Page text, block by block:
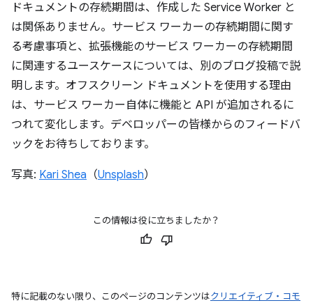
ドキュメントの存続期間は、作成した Service Worker と
は関係ありません。サービス ワーカーの存続期間に関す
る考慮事項と、拡張機能のサービス ワーカーの存続期間
に関連するユースケースについては、別のブログ投稿で説
明します。オフスクリーン ドキュメントを使用する理由
は、サービス ワーカー自体に機能と API が追加されるに
つれて変化します。デベロッパーの皆様からのフィードバ
ックをお待ちしております。
写真: Kari Shea （Unsplash）
この情報は役に立ちましたか？
特に記載のない限り、このページのコンテンツはクリエイティブ・コモ